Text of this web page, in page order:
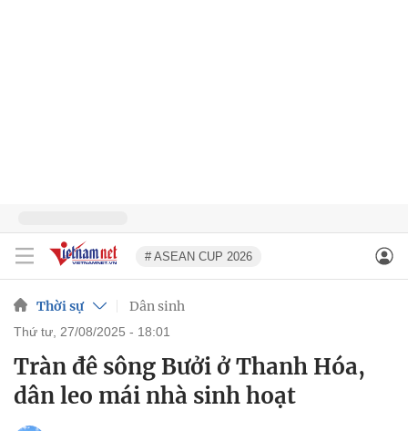
# ASEAN CUP 2026
Thời sự Dân sinh
thứ tư, 27/08/2025 - 18:01
Tràn đê sông Bưởi ở Thanh Hóa,
dân leo mái nhà sinh hoạt